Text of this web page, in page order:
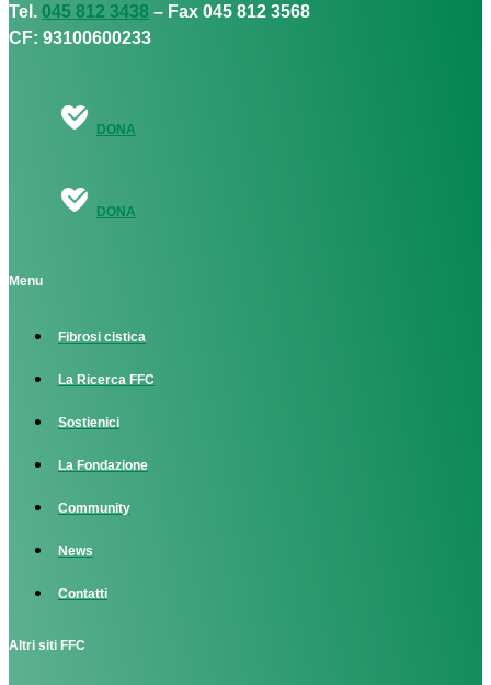
Tel. 045 812 3438 – Fax 045 812 3568
CF: 93100600233
DONA
DONA
Menu
Fibrosi cistica
La Ricerca FFC
Sostienici
La Fondazione
Community
News
Contatti
Altri siti FFC